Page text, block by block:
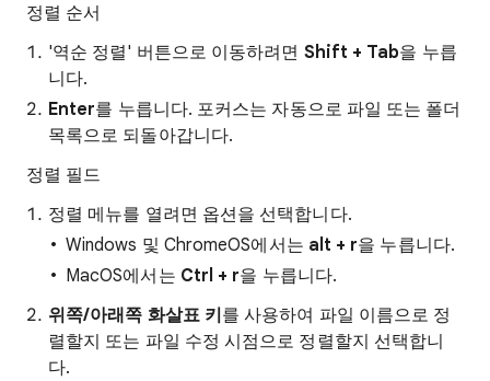
정렬 순서
'역순 정렬' 버튼으로 이동하려면 Shift + Tab을 누릅
니다.
Enter를 누릅니다. 포커스는 자동으로 파일 또는 폴더
목록으로 되돌아갑니다.
정렬 필드
정렬 메뉴를 열려면 옵션을 선택합니다.
Windows 및 ChromeOS에서는 alt + r을 누릅니다.
MacOS에서는 Ctrl + r을 누릅니다.
위쪽/아래쪽 화살표 키를 사용하여 파일 이름으로 정
렬할지 또는 파일 수정 시점으로 정렬할지 선택합니
다.